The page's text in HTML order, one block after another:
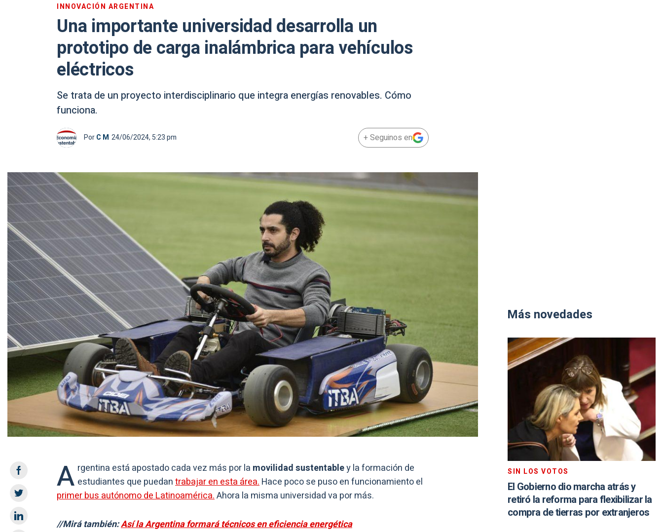
INNOVACIÓN ARGENTINA
Una importante universidad desarrolla un
prototipo de carga inalámbrica para vehículos
eléctricos
Se trata de un proyecto interdisciplinario que integra energías renovables. Cómo
funciona.
PorC M 24/06/2024, 5:23 pm + Seguinos en
A rgentina está apostado cada vez más por la movilidad sustentabley la formación de
estudiantes que puedantrabajar en esta área.Hace poco se puso en funcionamiento el
primer bus autónomo de Latinoamérica.Ahora la misma universidad va por más.
//Mirá también:Así la Argentina formará técnicos en eficiencia energética
Más novedades
SIN LOS VOTOS
El Gobierno dio marcha atrás y
retiró la reforma para flexibilizar la
compra de tierras por extranjeros